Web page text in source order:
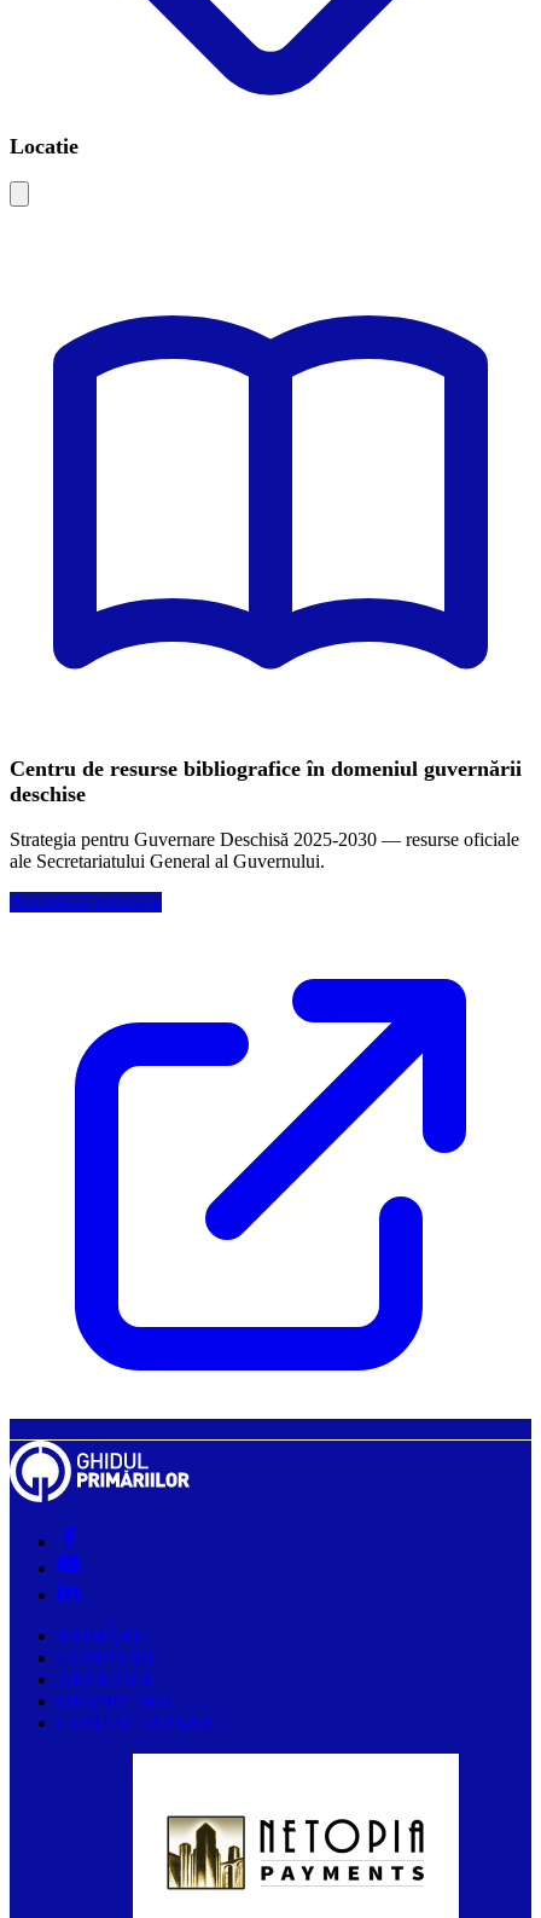
Locatie
Centru de resurse bibliografice în domeniul guvernării
deschise
Strategia pentru Guvernare Deschisă 2025-2030 — resurse oficiale
ale Secretariatului General al Guvernului.
Accesează resursele
PRIMĂRII
COMPANII
ARTICOLE
DESPRE NOI
CONTACTAȚI-NE